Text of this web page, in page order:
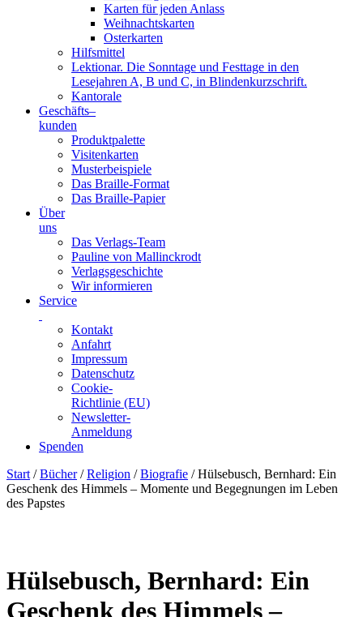
Karten für jeden Anlass
Weihnachtskarten
Osterkarten
Hilfsmittel
Lektionar. Die Sonntage und Festtage in den
Lesejahren A, B und C, in Blindenkurzschrift.
Kantorale
Geschäfts­–
kunden
Produktpalette
Visitenkarten
Musterbeispiele
Das Braille-Format
Das Braille-Papier
Über
uns
Das Verlags-Team
Pauline von Mallinckrodt
Verlagsgeschichte
Wir informieren
Service
Kontakt
Anfahrt
Impressum
Datenschutz
Cookie-
Richtlinie (EU)
Newsletter-
Anmeldung
Spenden
Skip
to
content
Start /Bücher/Religion /Biografie / Hülsebusch, Bernhard: Ein
Geschenk des Himmels – Momente und Begegnungen im Leben
des Papstes
Hülsebusch, Bernhard: Ein
Geschenk des Himmels –